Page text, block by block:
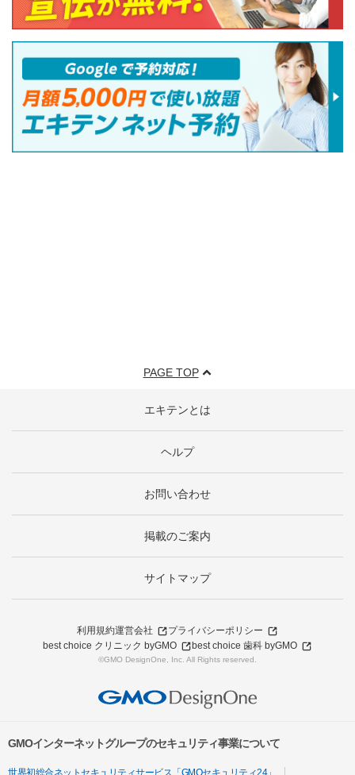
PAGE TOP
エキテンとは
ヘルプ
お問い合わせ
掲載のご案内
サイトマップ
利用規約運営会社
プライバシーポリシー
best choice クリニック byGMO
best choice 歯科 byGMO
©GMO DesignOne, Inc. All Rights reserved.
GMOインターネットグループのセキュリティ事業について
世界初総合ネットセキュリティサービス「GMOセキュリティ24」